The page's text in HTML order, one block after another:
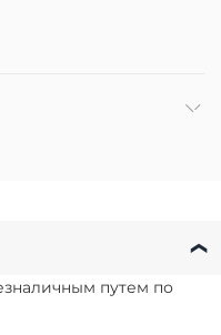
путем по